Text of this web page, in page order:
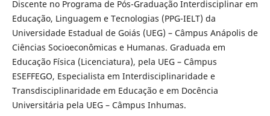
Discente no Programa de Pós-Graduação Interdisciplinar em
Educação, Linguagem e Tecnologias (PPG-IELT) da
Universidade Estadual de Goiás (UEG) – Câmpus Anápolis de
Ciências Socioeconômicas e Humanas. Graduada em
Educação Física (Licenciatura), pela UEG – Câmpus
ESEFFEGO, Especialista em Interdisciplinaridade e
Transdisciplinaridade em Educação e em Docência
Universitária pela UEG – Câmpus Inhumas.